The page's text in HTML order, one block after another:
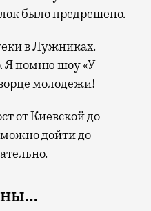
было предрешено.
в Лужниках.
Я помню шоу «У
молодежи!
от Киевской до
дойти до